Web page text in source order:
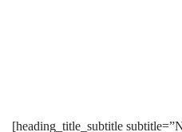
[heading_title_subtitle